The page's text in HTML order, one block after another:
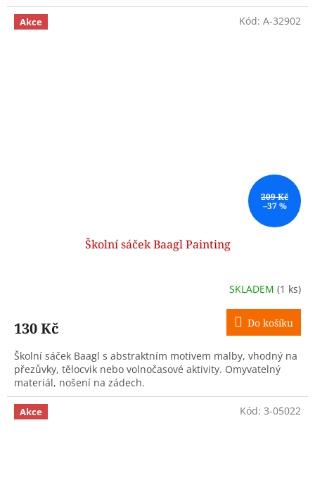
Akce
209 Kč
–37 %
Školní sáček Baagl Painting
SKLADEM (1 ks)
130 Kč Do košíku
Školní sáček Baagl s abstraktním motivem malby, vhodný na
přezůvky, tělocvik nebo volnočasové aktivity. Omyvatelný
materiál, nošení na zádech.
Kód: A-32902
Akce Kód: 3-05022